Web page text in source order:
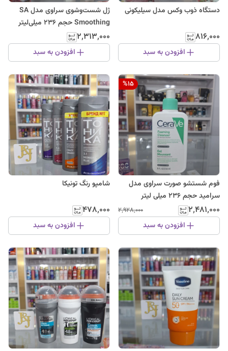
دستگاه ذوب وکس مدل سیلیکونی
۸۱۶٬۰۰۰
افزودن به سبد
ژل شست‌وشوی سراوی مدل SA
Smoothing حجم 236 میلی‌لیتر
۲٬۳۱۳٬۰۰۰
افزودن به سبد
%15
فوم شستشو صورت سراوی مدل
سرامید حجم 236 میلی لیتر
۲٬۴۸۱٬۰۰۰ ۲٬۹۲۸٬۰۰۰
افزودن به سبد
شامپو رنگ تونیکا
۴۷۸٬۰۰۰
افزودن به سبد